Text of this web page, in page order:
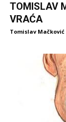
TOMISLAV
VRAĆA
Tomislav Mačković